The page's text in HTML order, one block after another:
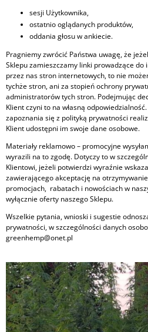
sesji Użytkownika,
ostatnio oglądanych produktów,
oddania głosu w ankiecie.
Pragniemy zwrócić Państwa uwagę, że
Sklepu zamieszczamy linki prowadzące
przez nas stron internetowych, to nie
tychże stron, ani za stopień ochrony
administratorów tych stron. Podejmując
Klient czyni to na własną
zapoznania się z polityką prywatności
Klient udostępni im swoje dane osobowe.
Materiały reklamowo – promocyjne
wyrazili na to zgodę. Dotyczy to w
Klientowi, jeżeli potwierdzi wyraźnie
zawierającego akceptację na
promocjach, rabatach i nowościach w
wyłącznie oferty naszego Sklepu.
Wszelkie pytania, wnioski i sugestie
prywatności, w szczególności danych
greenhemp@onet.pl